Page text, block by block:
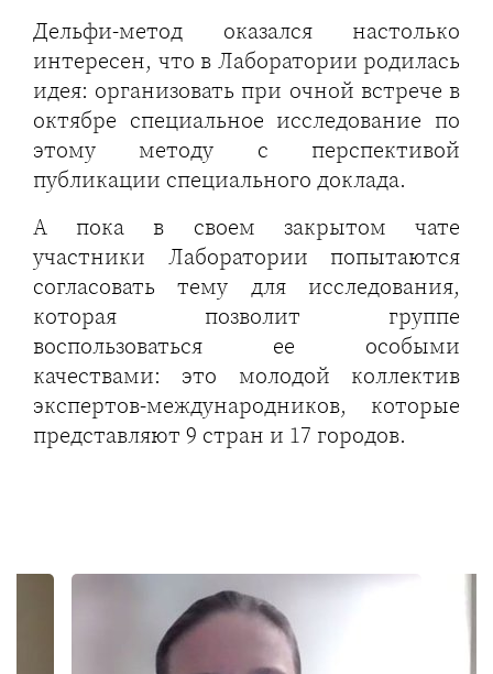
Дельфи-метод оказался настолько
интересен, что в Лаборатории родилась
идея: организовать при очной встрече в
октябре специальное исследование по
этому методу с перспективой
публикации специального доклада.
А пока в своем закрытом чате
участники Лаборатории попытаются
согласовать тему для исследования,
которая позволит группе
воспользоваться ее особыми
качествами: это молодой коллектив
экспертов-международников, которые
представляют 9 стран и 17 городов.